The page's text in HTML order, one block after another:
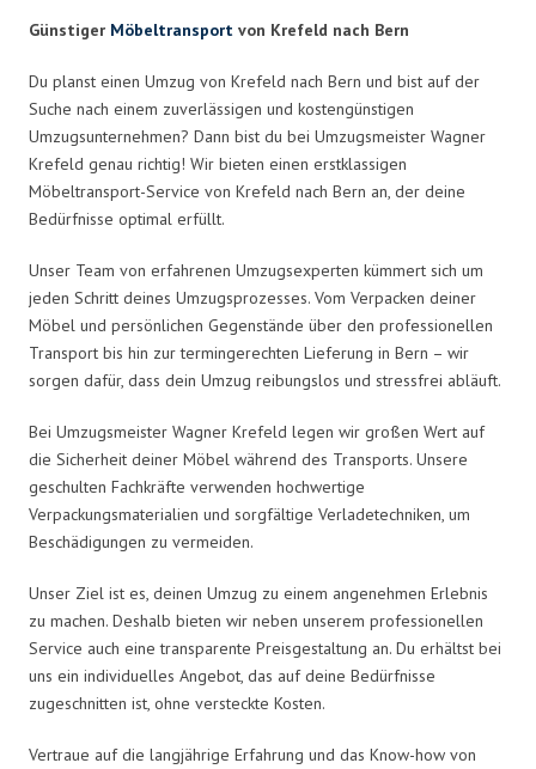
Günstiger Möbeltransport von Krefeld nach Bern
Du planst einen Umzug von Krefeld nach Bern und bist auf der
Suche nach einem zuverlässigen und kostengünstigen
Umzugsunternehmen? Dann bist du bei Umzugsmeister Wagner
Krefeld genau richtig! Wir bieten einen erstklassigen
Möbeltransport-Service von Krefeld nach Bern an, der deine
Bedürfnisse optimal erfüllt.
Unser Team von erfahrenen Umzugsexperten kümmert sich um
jeden Schritt deines Umzugsprozesses. Vom Verpacken deiner
Möbel und persönlichen Gegenstände über den professionellen
Transport bis hin zur termingerechten Lieferung in Bern – wir
sorgen dafür, dass dein Umzug reibungslos und stressfrei abläuft.
Bei Umzugsmeister Wagner Krefeld legen wir großen Wert auf
die Sicherheit deiner Möbel während des Transports. Unsere
geschulten Fachkräfte verwenden hochwertige
Verpackungsmaterialien und sorgfältige Verladetechniken, um
Beschädigungen zu vermeiden.
Unser Ziel ist es, deinen Umzug zu einem angenehmen Erlebnis
zu machen. Deshalb bieten wir neben unserem professionellen
Service auch eine transparente Preisgestaltung an. Du erhältst bei
uns ein individuelles Angebot, das auf deine Bedürfnisse
zugeschnitten ist, ohne versteckte Kosten.
Vertraue auf die langjährige Erfahrung und das Know-how von